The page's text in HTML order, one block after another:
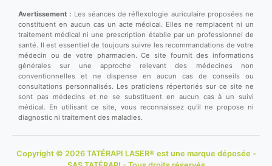
Avertissement : Les séances de réflexologie auriculaire proposées ne
constituent en aucun cas un acte médical. Elles ne remplacent ni un
traitement médical ni une prescription établie par un professionnel de
santé. Il est essentiel de toujours suivre les recommandations de votre
médecin ou de votre pharmacien. Ce site fournit des informations
générales sur une approche relevant des médecines non
conventionnelles et ne dispense en aucun cas de conseils ou
consultations personnalisés. Les praticiens répertoriés sur ce site ne
sont pas médecins et ne se substituent en aucun cas à un suivi
médical. En utilisant ce site, vous reconnaissez qu'il ne propose ni
diagnostic ni traitement des maladies.
Copyright © 2026 TATÉRAPI LASER® est une marque déposée -